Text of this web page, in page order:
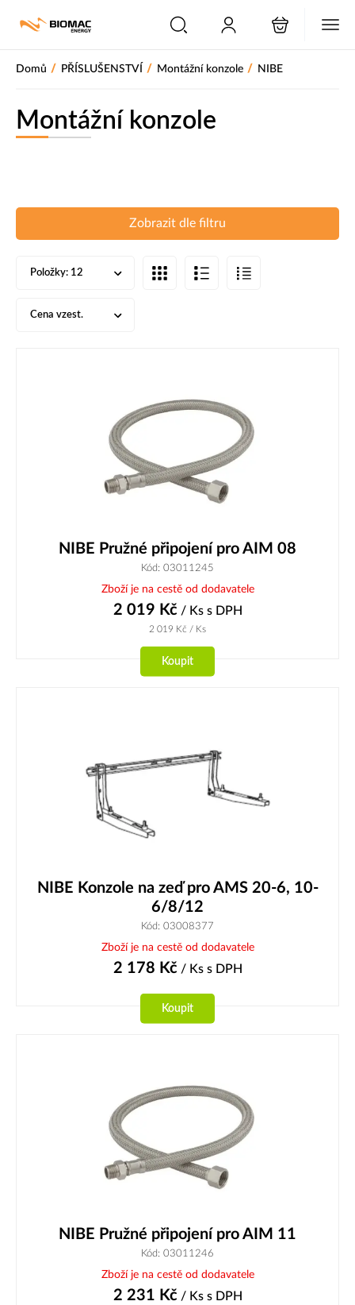
Domů / PŘÍSLUŠENSTVÍ / Montážní konzole / NIBE
Montážní konzole
Zobrazit dle filtru
Položky: 12
Cena vzest.
NIBE Pružné připojení pro AIM 08
Kód: 03011245
Zboží je na cestě od dodavatele
2 019 Kč/ Ks s DPH
2 019 Kč / Ks
Koupit
NIBE Konzole na zeď pro AMS 20-6, 10-
6/8/12
Kód: 03008377
Zboží je na cestě od dodavatele
2 178 Kč/ Ks s DPH
Koupit
NIBE Pružné připojení pro AIM 11
Kód: 03011246
Zboží je na cestě od dodavatele
2 231 Kč/ Ks s DPH